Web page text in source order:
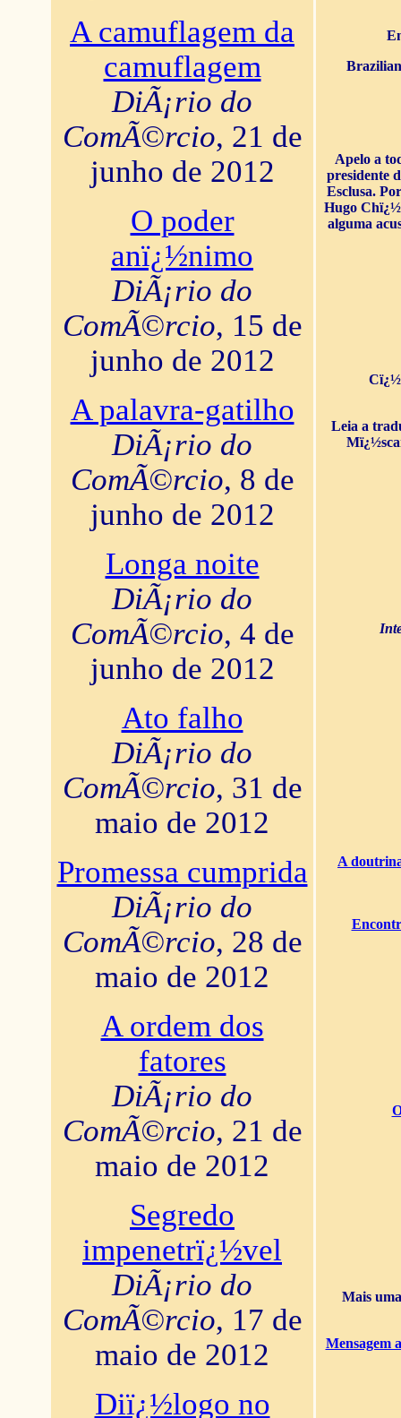
A camuflagem da
camuflagem
DiÃ¡rio do
ComÃ©rcio, 21 de
junho de 2012
O poder
anï¿½nimo
DiÃ¡rio do
ComÃ©rcio, 15 de
junho de 2012
A palavra-gatilho
DiÃ¡rio do
ComÃ©rcio, 8 de
junho de 2012
Longa noite
DiÃ¡rio do
ComÃ©rcio, 4 de
junho de 2012
Ato falho
DiÃ¡rio do
ComÃ©rcio, 31 de
maio de 2012
Promessa cumprida
DiÃ¡rio do
ComÃ©rcio, 28 de
maio de 2012
A ordem dos
fatores
DiÃ¡rio do
ComÃ©rcio, 21 de
maio de 2012
Segredo
impenetrï¿½vel
DiÃ¡rio do
ComÃ©rcio, 17 de
maio de 2012
Diï¿½logo no
Apelo a
presidente
Esclusa.
Hugo
alguma
Leia a
A
Mais
Mensagem